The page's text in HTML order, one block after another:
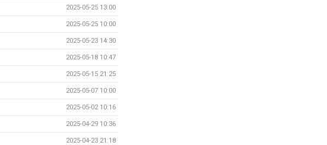
2025-05-25 13:00
2025-05-25 10:00
2025-05-23 14:30
2025-05-18 10:47
2025-05-15 21:25
2025-05-07 10:00
2025-05-02 10:16
2025-04-29 10:36
2025-04-23 21:18